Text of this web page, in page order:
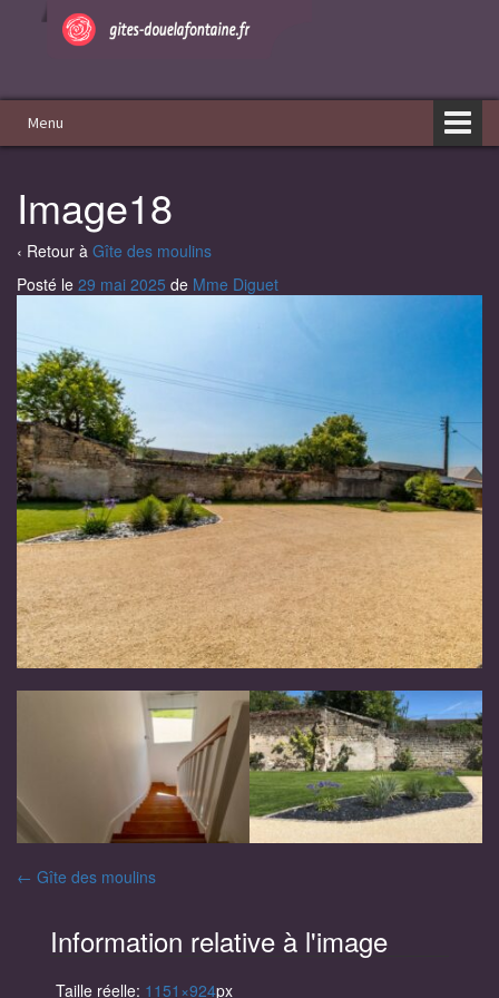
Menu
Image18
‹ Retour à Gîte des moulins
Posté le 29 mai 2025 de Mme Diguet
Navigation
des
articles
← Gîte des moulins
Information relative à l'image
Taille réelle: 1151×924px